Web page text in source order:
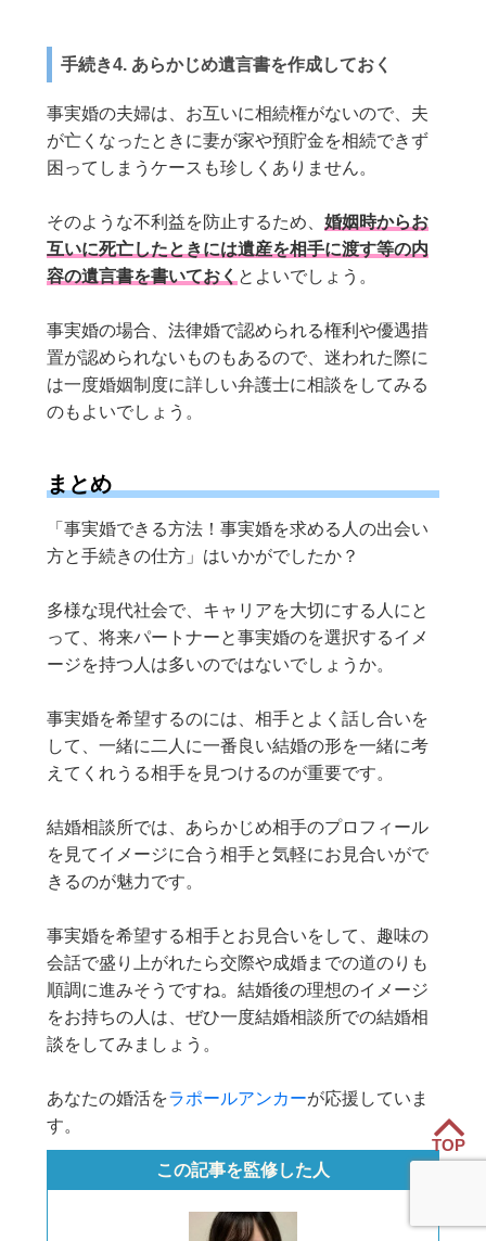
手続き4. あらかじめ遺言書を作成しておく
事実婚の夫婦は、お互いに相続権がないので、夫
が亡くなったときに妻が家や預貯金を相続できず
困ってしまうケースも珍しくありません。
そのような不利益を防止するため、婚姻時からお
互いに死亡したときには遺産を相手に渡す等の内
容の遺言書を書いておく とよいでしょう。
事実婚の場合、法律婚で認められる権利や優遇措
置が認められないものもあるので、迷われた際に
は一度婚姻制度に詳しい弁護士に相談をしてみる
のもよいでしょう。
まとめ
「事実婚できる方法！事実婚を求める人の出会い
方と手続きの仕方」はいかがでしたか？
多様な現代社会で、キャリアを大切にする人にと
って、将来パートナーと事実婚のを選択するイメ
ージを持つ人は多いのではないでしょうか。
事実婚を希望するのには、相手とよく話し合いを
して、一緒に二人に一番良い結婚の形を一緒に考
えてくれうる相手を見つけるのが重要です。
結婚相談所では、あらかじめ相手のプロフィール
を見てイメージに合う相手と気軽にお見合いがで
きるのが魅力です。
事実婚を希望する相手とお見合いをして、趣味の
会話で盛り上がれたら交際や成婚までの道のりも
順調に進みそうですね。結婚後の理想のイメージ
をお持ちの人は、ぜひ一度結婚相談所での結婚相
談をしてみましょう。
あなたの婚活をラポールアンカーが応援していま
す。
この記事を監修した人
TOP